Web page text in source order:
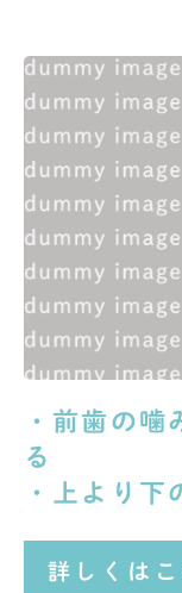
・前歯の噛
る
・上より下
詳しくはこ